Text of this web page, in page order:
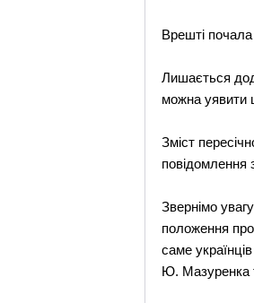
Врешті почала
Лишається
можна уявити
Зміст
повідомлення
Звернімо
положення
саме
Ю. Мазуренка